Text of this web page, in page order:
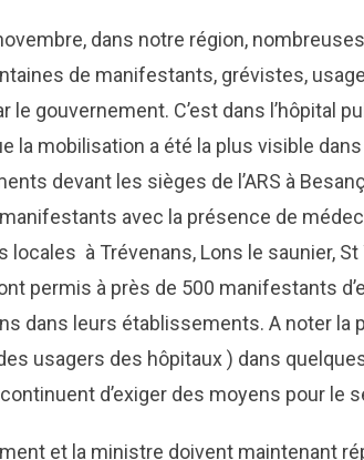
dans notre région,
de manifestants, grévistes,
le gouvernement. C’est dans l’hôpital
la mobilisation a été la plus visible
devant les sièges de l’ARS à
avec la présence de
locales à Trévenans, Lons le saunier, St
permis à près de 500 manifestants
dans leurs établissements. A noter la
usagers des hôpitaux ) dans
continuent d’exiger des moyens pour le
et la ministre doivent maintenant